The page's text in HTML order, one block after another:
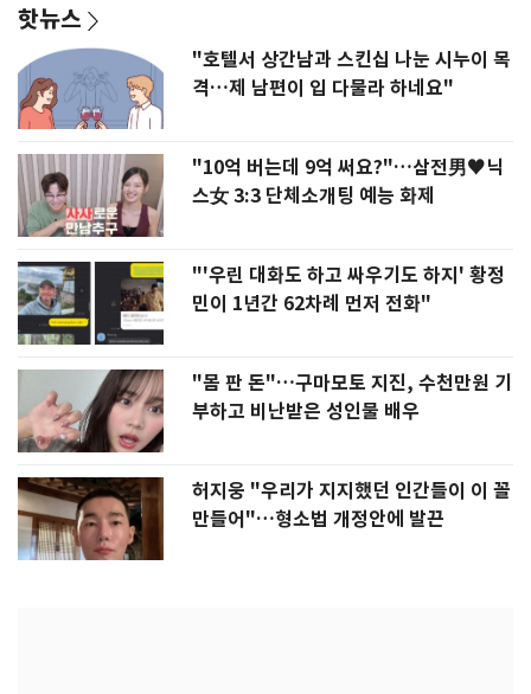
핫뉴스
"호텔서 상간남과 스킨십 나눈 시누이 목
격…제 남편이 입 다물라 하네요"
"10억 버는데 9억 써요?"…삼전男♥닉
스女 3:3 단체소개팅 예능 화제
"'우린 대화도 하고 싸우기도 하지' 황정
민이 1년간 62차례 먼저 전화"
"몸 판 돈"…구마모토 지진, 수천만원 기
부하고 비난받은 성인물 배우
허지웅 "우리가 지지했던 인간들이 이 꼴
만들어"…형소법 개정안에 발끈